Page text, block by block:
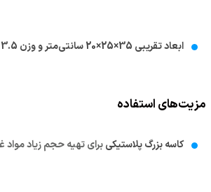
ابعاد تقریبی 35×25×20 سانتی‌متر و وزن 3.5 کیلوگرم.
مزیت‌های استفاده
کاسه بزرگ پلاستیکیبرای تهیه حجم زیاد مواد